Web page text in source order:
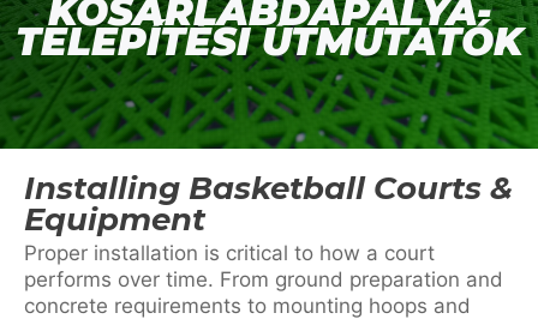
KOSÁRLABDAPÁLYA-
TELEPÍTÉSI ÚTMUTATÓK
Installing Basketball Courts &
Equipment
Proper installation is critical to how a court
performs over time. From ground preparation and
concrete requirements to mounting hoops and